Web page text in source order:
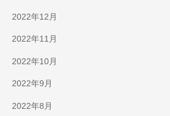
2022年12月
2022年11月
2022年10月
2022年9月
2022年8月